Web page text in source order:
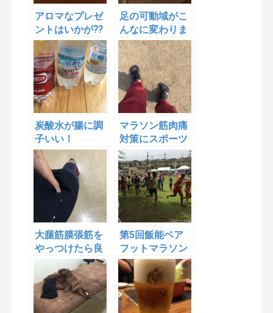
アロマなプレゼ
ントはいかが⁇
足の可動域がこ
んなに変わりま
した
炭酸水が腸に調
子いい！
マラソン筋肉痛
対策にスポーツ
アロマジェル リ
リーフとRefa
Active どちらが
効果的⁇
大腿筋膜張筋を
やっつけたら良
くなった！
第5回飯能ベア
フットマラソン
ビブラムファイ
ブフィンガーズ
で完走 ３位で表
彰されました！